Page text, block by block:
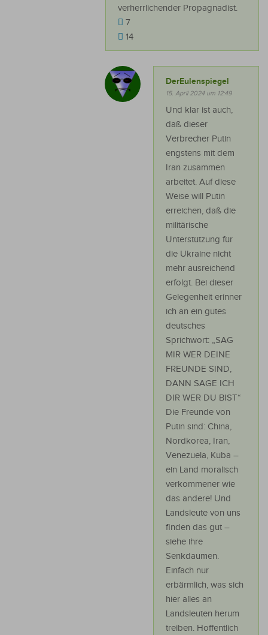
verherrlichender Propagnadist.
7
14
DerEulenspiegel
15. April 2024 um 12:49
Und klar ist auch,
daß dieser
Verbrecher Putin
engstens mit dem
Iran zusammen
arbeitet. Auf diese
Weise will Putin
erreichen, daß die
militärische
Unterstützung für
die Ukraine nicht
mehr ausreichend
erfolgt. Bei dieser
Gelegenheit erinner
ich an ein gutes
deutsches
Sprichwort: „SAG
MIR WER DEINE
FREUNDE SIND,
DANN SAGE ICH
DIR WER DU BIST“
Die Freunde von
Putin sind: China,
Nordkorea, Iran,
Venezuela, Kuba –
ein Land moralisch
verkommener wie
das andere! Und
Landsleute von uns
finden das gut –
siehe ihre
Senkdaumen.
Einfach nur
erbärmlich, was sich
hier alles an
Landsleuten herum
treiben. Hoffentlich